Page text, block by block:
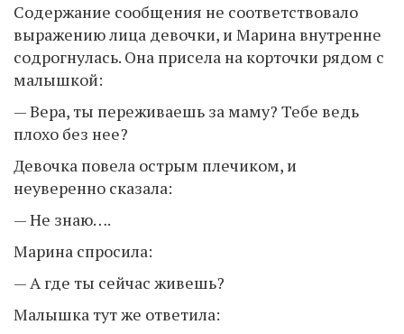
Содержание сообщения не соответствовало
выражению лица девочки, и Марина внутренне
содрогнулась. Она присела на корточки рядом с
малышкой:
— Вера, ты переживаешь за маму? Тебе ведь
плохо без нее?
Девочка повела острым плечиком, и
неуверенно сказала:
— Не знаю….
Марина спросила:
— А где ты сейчас живешь?
Малышка тут же ответила: